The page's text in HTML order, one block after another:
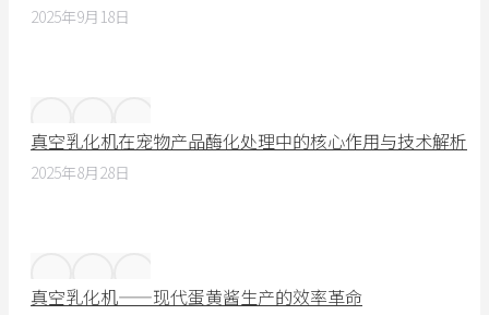
2025年9月18日
真空乳化机在宠物产品酶化处理中的核心作用与技术解析
2025年8月28日
真空乳化机——现代蛋黄酱生产的效率革命